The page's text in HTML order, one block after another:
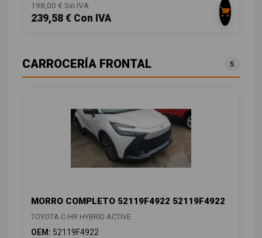
198,00 € Sin IVA
239,58 € Con IVA
CARROCERÍA FRONTAL 5
MORRO COMPLETO 52119F4922 52119F4922
TOYOTA C-HR HYBRID ACTIVE
OEM: 52119F4922